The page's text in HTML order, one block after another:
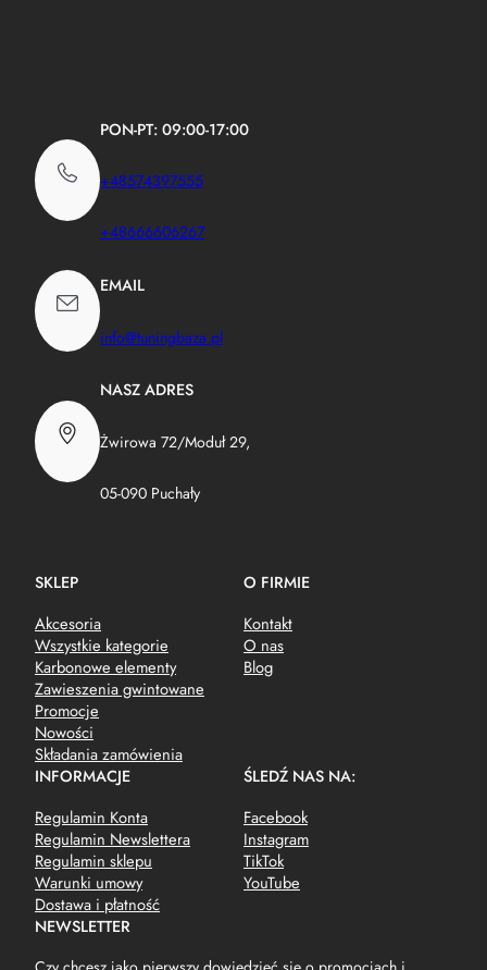
PON-PT: 09:00-17:00
+48574397555
+48666606267
EMAIL
info@tuningbaza.pl
NASZ ADRES
Żwirowa 72/Moduł 29,
05-090 Puchały
SKLEP
Akcesoria
Wszystkie kategorie
Karbonowe elementy
Zawieszenia gwintowane
Promocje
Nowości
Składania zamówienia
O FIRMIE
Kontakt
O nas
Blog
INFORMACJE
Regulamin Konta
Regulamin Newslettera
Regulamin sklepu
Warunki umowy
Dostawa i płatność
ŚLEDŹ NAS NA:
Facebook
Instagram
TikTok
YouTube
NEWSLETTER